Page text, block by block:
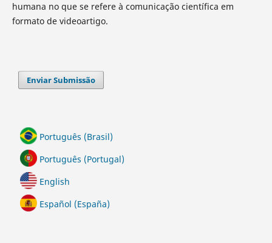
humana no que se refere à comunicação científica em
formato de videoartigo.
Enviar Submissão
Português (Brasil)
Português (Portugal)
English
Español (España)